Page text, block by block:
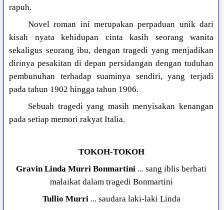
rapuh.
Novel roman ini merupakan perpaduan unik dari
kisah nyata kehidupan cinta kasih seorang wanita
sekaligus seorang ibu, dengan tragedi yang menjadikan
dirinya pesakitan di depan persidangan dengan tuduhan
pembunuhan terhadap suaminya sendiri, yang terjadi
pada tahun 1902 hingga tahun 1906.
Sebuah tragedi yang masih menyisakan kenangan
pada setiap memori rakyat Italia.
TOKOH-TOKOH
Gravin Linda Murri Bonmartini ... sang iblis berhati
malaikat dalam tragedi Bonmartini
Tullio Murri... saudara laki-laki Linda